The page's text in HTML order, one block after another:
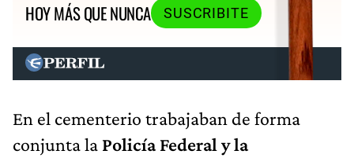
HOY MÁS QUE NUNCA
SUSCRIBITE
En el cementerio trabajaban de forma
conjunta la Policía Federal y la